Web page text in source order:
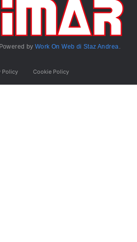
byWork On Web di Staz Andrea.
Policy Cookie Policy